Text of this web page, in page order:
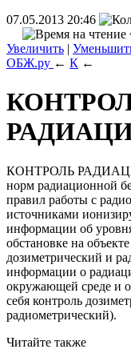
07.05.2013 20:46
Увеличить |
ОБЖ.ру ← К ←
КОНТРОЛЬ
норм радиационной
правил работы с
источниками
информации об
обстановке на
дозиметрический и
информации о
окружающей среде и
себя контроль
радиометрический).
Читайте также